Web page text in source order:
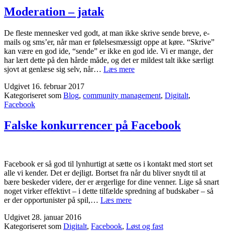
Moderation – jatak
De fleste mennesker ved godt, at man ikke skrive sende breve, e-
mails og sms’er, når man er følelsesmæssigt oppe at køre. “Skrive”
kan være en god ide, “sende” er ikke en god ide. Vi er mange, der
har lært dette på den hårde måde, og det er mildest talt ikke særligt
sjovt at genlæse sig selv, når… Læs mereModeration
Udgivet 16. februar 2017
Kategoriseret som Blog, community management, Digitalt,
Facebook
Falske konkurrencer på Facebook
Facebook er så god til lynhurtigt at sætte os i kontakt med stort set
alle vi kender. Det er dejligt. Bortset fra når du bliver snydt til at
bære beskeder videre, der er ærgerlige for dine venner. Lige så snart
noget virker effektivt – i dette tilfælde spredning af budskaber – så
er der opportunister på spil,… Læs mereFalske
Facebook
Udgivet 28. januar 2016
Kategoriseret som Digitalt, Facebook, Løst og fast